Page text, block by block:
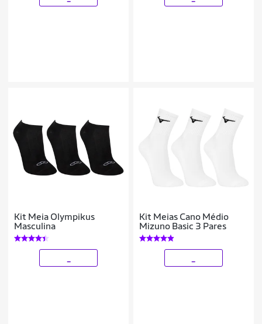
Kit Meia Olympikus
Masculina
Kit Meias Cano Médio
Mizuno Basic 3 Pares